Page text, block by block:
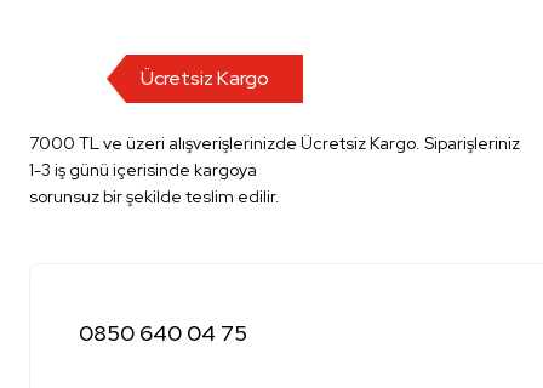
Ücretsiz Kargo
7000 TL ve üzeri alışverişlerinizde Ücretsiz Kargo. Siparişleriniz
1-3 iş günü içerisinde kargoya
sorunsuz bir şekilde teslim edilir.
0850 640 04 75